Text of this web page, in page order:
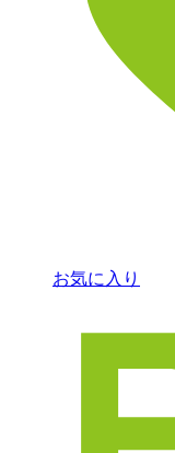
お気に入り